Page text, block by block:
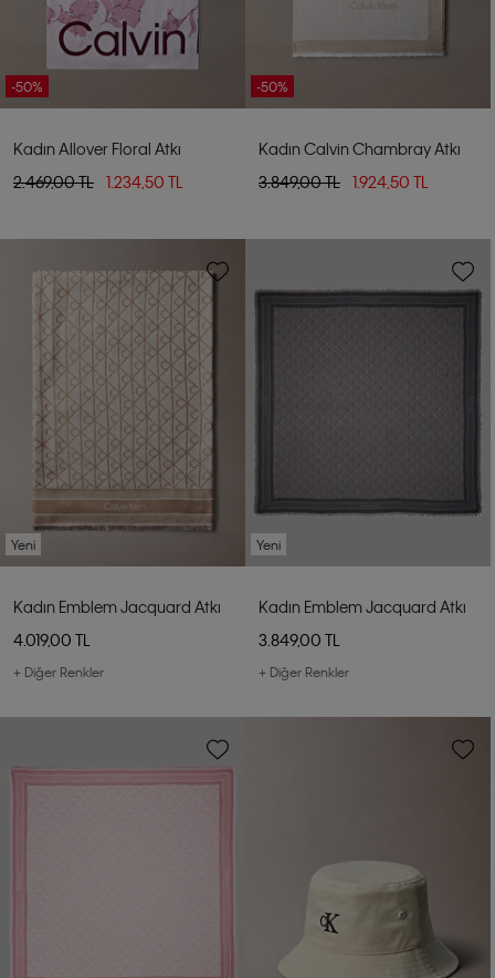
-50%
Kadın Allover Floral Atkı
2.469,00 TL
1.234,50 TL
-50%
Kadın Calvin Chambray Atkı
3.849,00 TL
1.924,50 TL
Yeni
Kadın Emblem Jacquard Atkı
4.019,00 TL
+ Diğer Renkler
Yeni
Kadın Emblem Jacquard Atkı
3.849,00 TL
+ Diğer Renkler